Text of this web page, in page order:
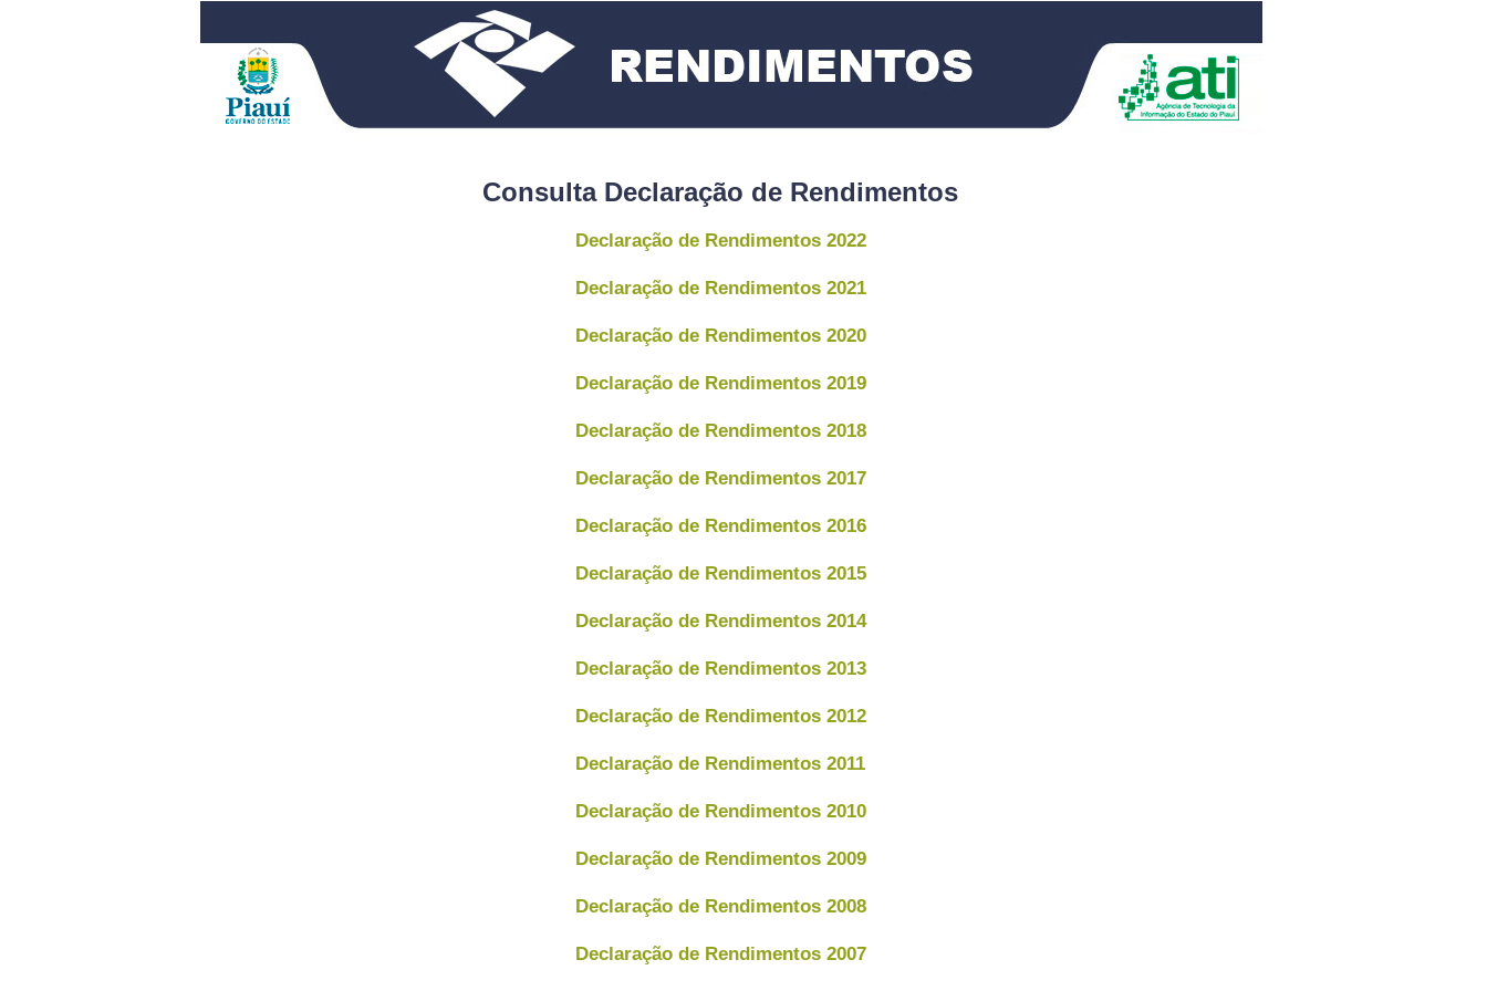
Consulta Declaração de Rendimentos
Declaração de Rendimentos 2022
Declaração de Rendimentos 2021
Declaração de Rendimentos 2020
Declaração de Rendimentos 2019
Declaração de Rendimentos 2018
Declaração de Rendimentos 2017
Declaração de Rendimentos 2016
Declaração de Rendimentos 2015
Declaração de Rendimentos 2014
Declaração de Rendimentos 2013
Declaração de Rendimentos 2012
Declaração de Rendimentos 2011
Declaração de Rendimentos 2010
Declaração de Rendimentos 2009
Declaração de Rendimentos 2008
Declaração de Rendimentos 2007